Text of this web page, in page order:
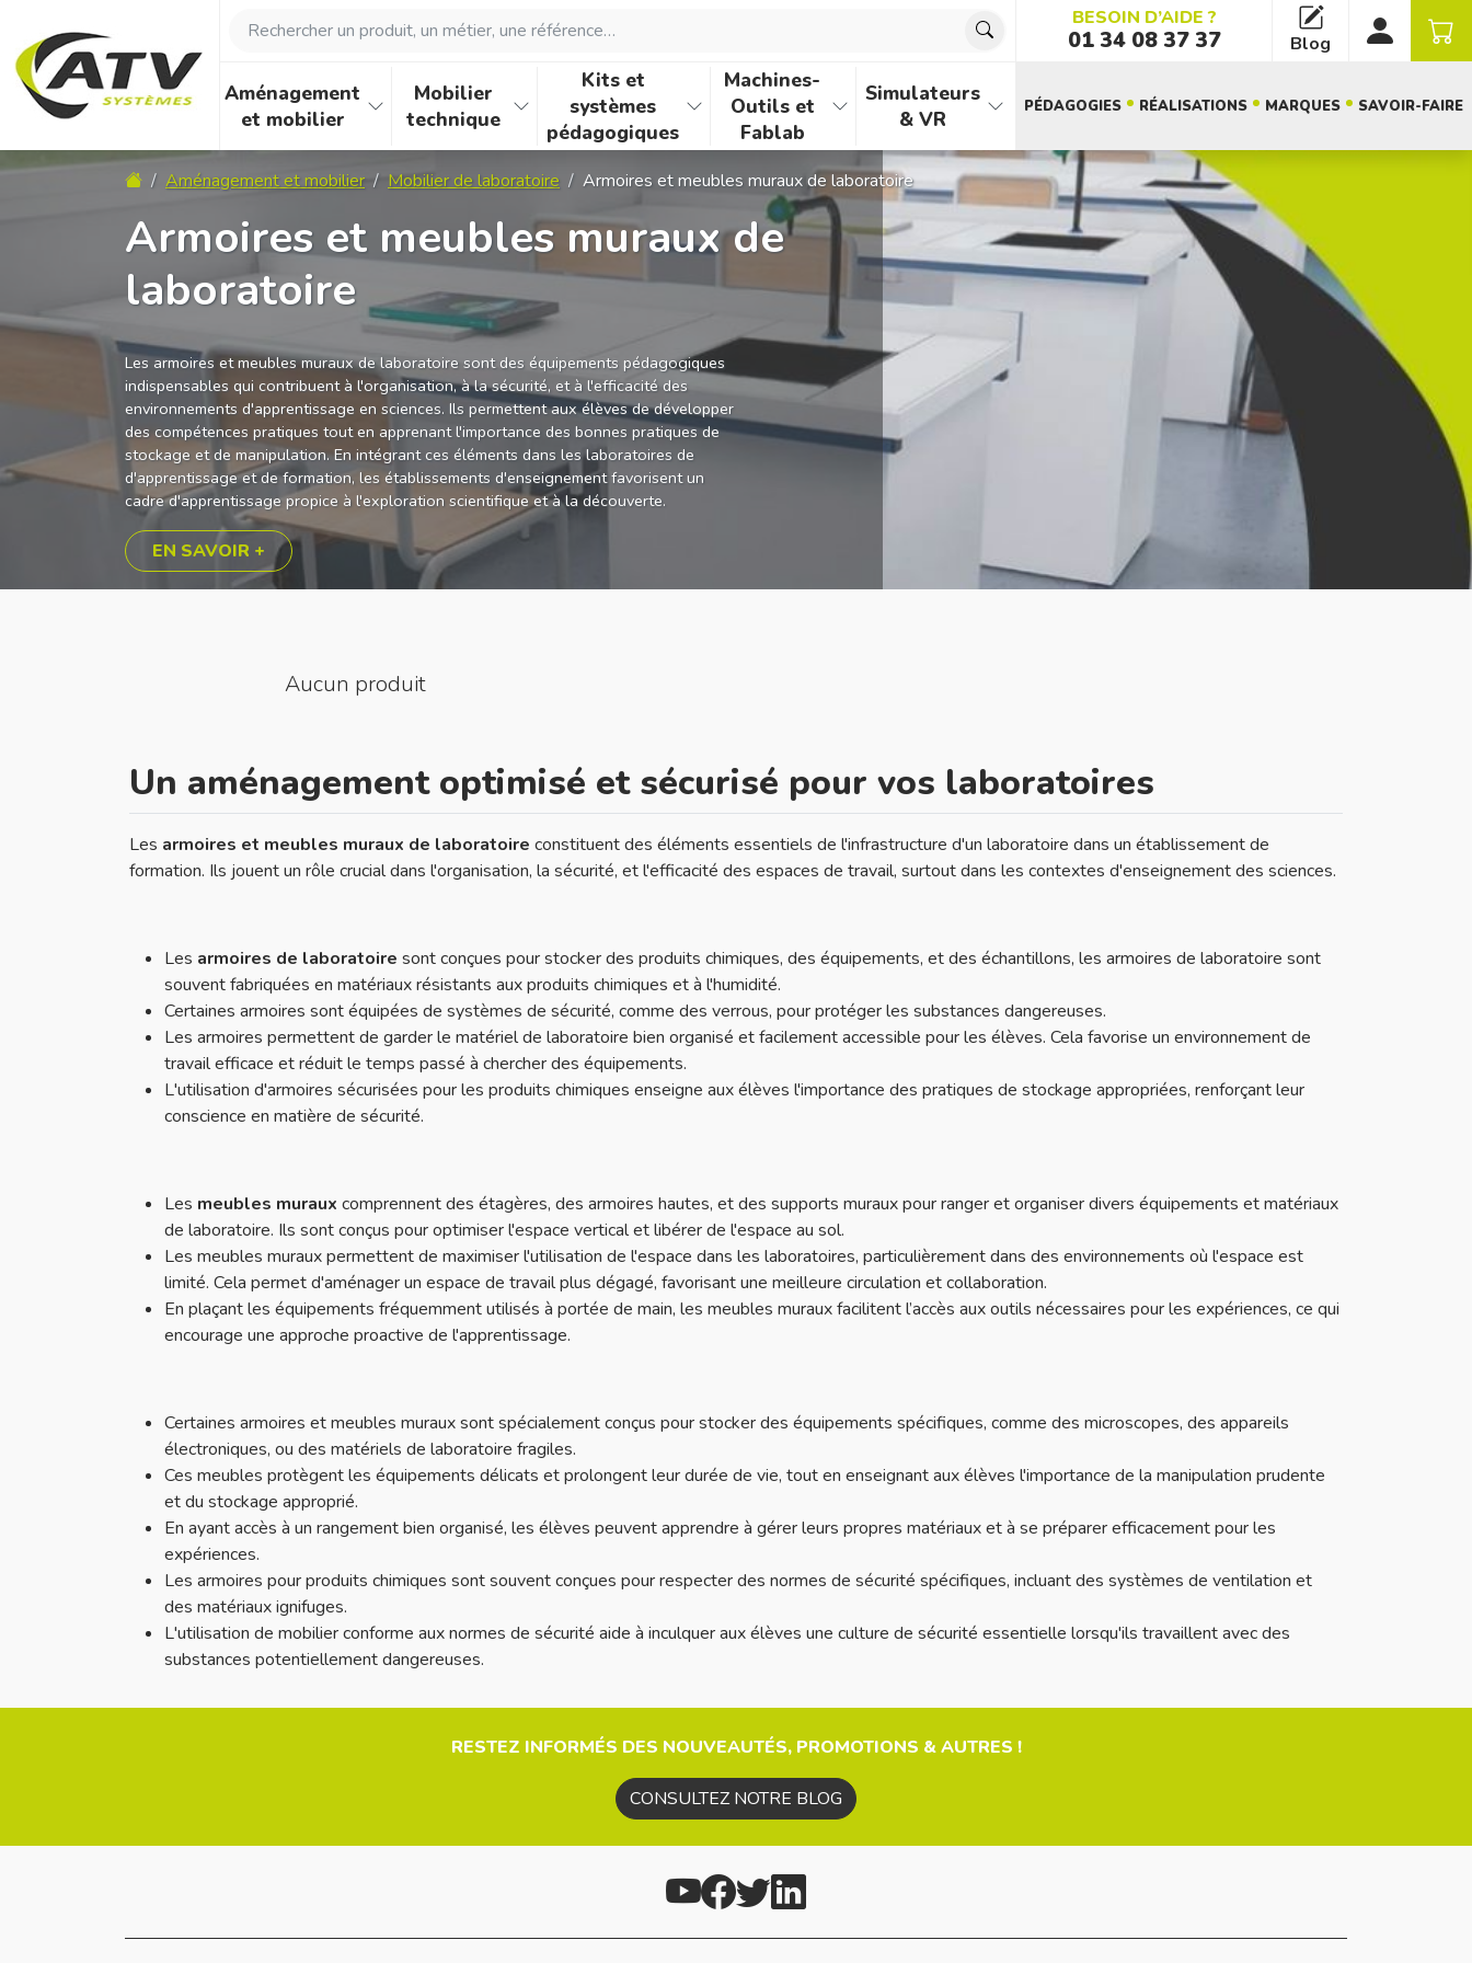
Rechercher un produit, un métier, une référence… BESOIN D’AIDE ?
01 34 08 37 37 Blog
Aménagement
et mobilier
Mobilier
technique
Kits et
systèmes
pédagogiques
Machines-
Outils et
Fablab
Simulateurs
& VR
PÉDAGOGIES RÉALISATIONS MARQUES SAVOIR-FAIRE
Accueil
Aménagement et mobilier Mobilier de laboratoire Armoires et meubles muraux de laboratoire
Armoires et meubles muraux de
laboratoire
Les armoires et meubles muraux de laboratoire sont des équipements pédagogiques
indispensables qui contribuent à l'organisation, à la sécurité, et à l'efficacité des
environnements d'apprentissage en sciences. Ils permettent aux élèves de développer
des compétences pratiques tout en apprenant l'importance des bonnes pratiques de
stockage et de manipulation. En intégrant ces éléments dans les laboratoires de
d'apprentissage et de formation, les établissements d'enseignement favorisent un
cadre d'apprentissage propice à l'exploration scientifique et à la découverte.
EN SAVOIR +
Aucun produit
Un aménagement optimisé et sécurisé pour vos laboratoires
Les armoires et meubles muraux de laboratoire constituent des éléments essentiels de l'infrastructure d'un laboratoire dans un établissement de
formation. Ils jouent un rôle crucial dans l'organisation, la sécurité, et l'efficacité des espaces de travail, surtout dans les contextes d'enseignement des sciences.
Les armoires de laboratoire sont conçues pour stocker des produits chimiques, des équipements, et des échantillons, les armoires de laboratoire sont
souvent fabriquées en matériaux résistants aux produits chimiques et à l'humidité.
Certaines armoires sont équipées de systèmes de sécurité, comme des verrous, pour protéger les substances dangereuses.
Les armoires permettent de garder le matériel de laboratoire bien organisé et facilement accessible pour les élèves. Cela favorise un environnement de
travail efficace et réduit le temps passé à chercher des équipements.
L'utilisation d'armoires sécurisées pour les produits chimiques enseigne aux élèves l'importance des pratiques de stockage appropriées, renforçant leur
conscience en matière de sécurité.
Les meubles muraux comprennent des étagères, des armoires hautes, et des supports muraux pour ranger et organiser divers équipements et matériaux
de laboratoire. Ils sont conçus pour optimiser l'espace vertical et libérer de l'espace au sol.
Les meubles muraux permettent de maximiser l'utilisation de l'espace dans les laboratoires, particulièrement dans des environnements où l'espace est
limité. Cela permet d'aménager un espace de travail plus dégagé, favorisant une meilleure circulation et collaboration.
En plaçant les équipements fréquemment utilisés à portée de main, les meubles muraux facilitent l’accès aux outils nécessaires pour les expériences, ce qui
encourage une approche proactive de l'apprentissage.
Certaines armoires et meubles muraux sont spécialement conçus pour stocker des équipements spécifiques, comme des microscopes, des appareils
électroniques, ou des matériels de laboratoire fragiles.
Ces meubles protègent les équipements délicats et prolongent leur durée de vie, tout en enseignant aux élèves l'importance de la manipulation prudente
et du stockage approprié.
En ayant accès à un rangement bien organisé, les élèves peuvent apprendre à gérer leurs propres matériaux et à se préparer efficacement pour les
expériences.
Les armoires pour produits chimiques sont souvent conçues pour respecter des normes de sécurité spécifiques, incluant des systèmes de ventilation et
des matériaux ignifuges.
L'utilisation de mobilier conforme aux normes de sécurité aide à inculquer aux élèves une culture de sécurité essentielle lorsqu'ils travaillent avec des
substances potentiellement dangereuses.
RESTEZ INFORMÉS DES NOUVEAUTÉS, PROMOTIONS & AUTRES !
CONSULTEZ NOTRE BLOG